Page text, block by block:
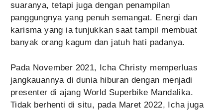
suaranya, tetapi juga dengan penampilan
panggungnya yang penuh semangat. Energi dan
karisma yang ia tunjukkan saat tampil membuat
banyak orang kagum dan jatuh hati padanya.
Pada November 2021, Icha Christy memperluas
jangkauannya di dunia hiburan dengan menjadi
presenter di ajang World Superbike Mandalika.
Tidak berhenti di situ, pada Maret 2022, Icha juga